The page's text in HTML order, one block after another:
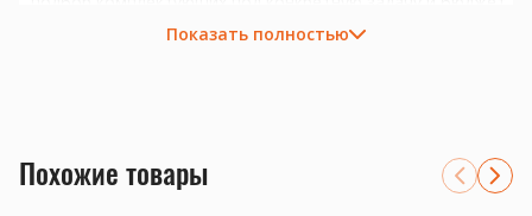
проверка совместимости перед отправкой
серверную корзину под вашу конфигурацию. Для серверных
комплектующих особенно важно сверить поколение
Показать полностью
Похожие товары